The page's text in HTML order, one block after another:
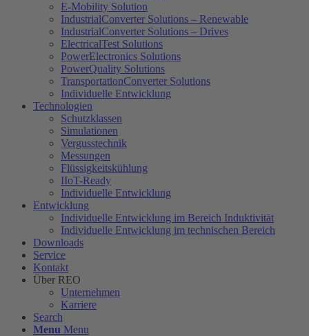
E-Mobility Solution
IndustrialConverter Solutions – Renewable
IndustrialConverter Solutions – Drives
ElectricalTest Solutions
PowerElectronics Solutions
PowerQuality Solutions
TransportationConverter Solutions
Individuelle Entwicklung
Technologien
Schutzklassen
Simulationen
Vergusstechnik
Messungen
Flüssigkeitskühlung
IIoT-Ready
Individuelle Entwicklung
Entwicklung
Individuelle Entwicklung im Bereich Induktivität
Individuelle Entwicklung im technischen Bereich
Downloads
Service
Kontakt
Über REO
Unternehmen
Karriere
Search
Menu Menu